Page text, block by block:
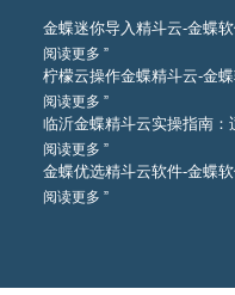
金蝶迷你导入精斗云-金蝶
阅读更多 ”
柠檬云操作金蝶精斗云-金
阅读更多 ”
临沂金蝶精斗云实操指南
阅读更多 ”
金蝶优选精斗云软件-金蝶
阅读更多 ”